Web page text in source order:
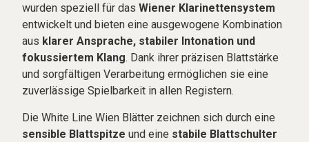
wurden speziell für dasWiener Klarinettensystem
entwickelt und bieten eine ausgewogene Kombination
aus klarer Ansprache, stabiler Intonation und
fokussiertem Klang. Dank ihrer präzisen Blattstärke
und sorgfältigen Verarbeitung ermöglichen sie eine
zuverlässige Spielbarkeit in allen Registern.
Die White Line Wien Blätter zeichnen sich durch eine
sensible Blattspitze und eine stabile Blattschulter